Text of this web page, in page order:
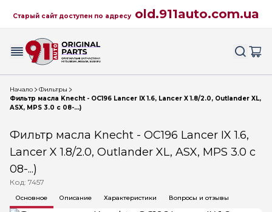
Старый сайт доступен по адресу old.911auto.com.ua
Начало
Фильтры
Фильтр масла Knecht - OC196 Lancer IX 1.6, Lancer X 1.8/2.0, Outlander XL,
ASX, MPS 3.0 c 08-...)
Фильтр масла Knecht - OC196 Lancer IX 1.6,
Lancer X 1.8/2.0, Outlander XL, ASX, MPS 3.0 c
08-...)
Код: 7457
Основное Описание Характеристики Вопросы и отзывы